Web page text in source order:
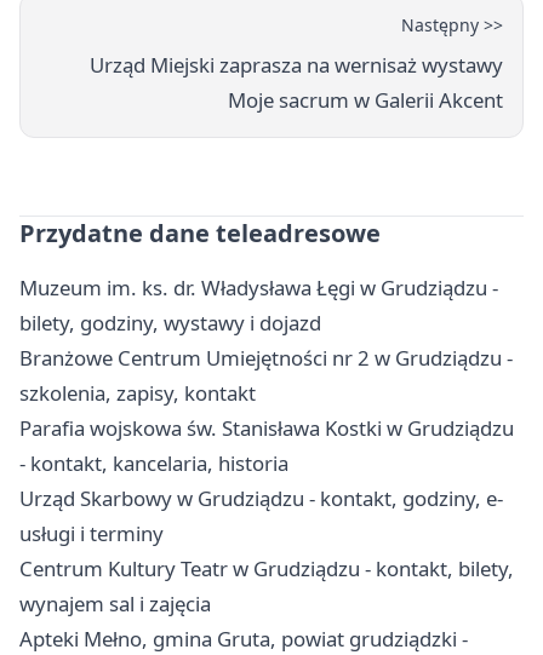
Następny >>
Urząd Miejski zaprasza na wernisaż wystawy
Moje sacrum w Galerii Akcent
Przydatne dane teleadresowe
Muzeum im. ks. dr. Władysława Łęgi w Grudziądzu -
bilety, godziny, wystawy i dojazd
Branżowe Centrum Umiejętności nr 2 w Grudziądzu -
szkolenia, zapisy, kontakt
Parafia wojskowa św. Stanisława Kostki w Grudziądzu
- kontakt, kancelaria, historia
Urząd Skarbowy w Grudziądzu - kontakt, godziny, e-
usługi i terminy
Centrum Kultury Teatr w Grudziądzu - kontakt, bilety,
wynajem sal i zajęcia
Apteki Mełno, gmina Gruta, powiat grudziądzki -